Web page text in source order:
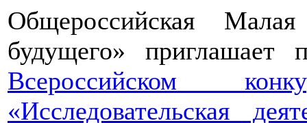
Общероссийская
будущего» приглашает
Всероссийском
«Исследовательская